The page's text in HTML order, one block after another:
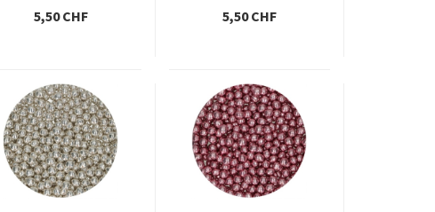
5,50 CHF 5,50 CHF